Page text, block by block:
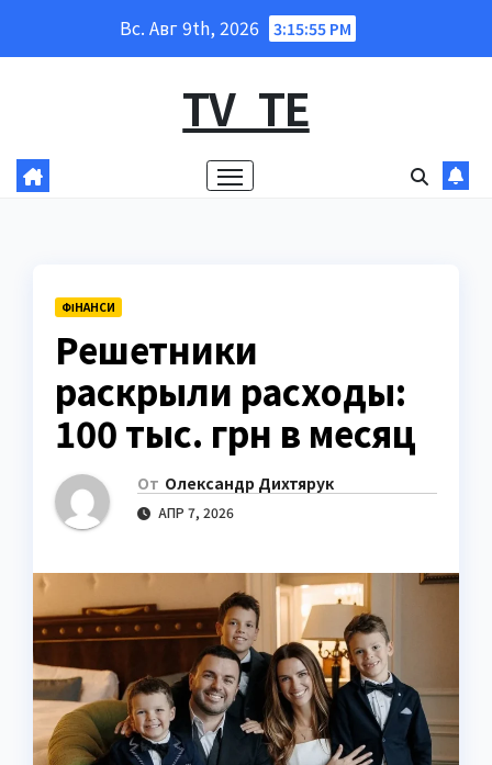
Вс. Авг 9th, 2026 3:15:56 PM
TV_TE
ФІНАНСИ
Решетники
раскрыли расходы:
100 тыс. грн в месяц
От Олександр Дихтярук
АПР 7, 2026